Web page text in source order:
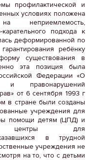
профилактической и
условиях положена
неприемлемость,
карательного подхода к
деформированной по
ребёнку
существования в
эта позиция была
Федерации «О
и правонарушений
от 6 сентября 1993 г
в стране были созданы
учреждения для
помощи детям (ЦПД) и
центры для
в трудной
учреждения не
на то, что с детьми